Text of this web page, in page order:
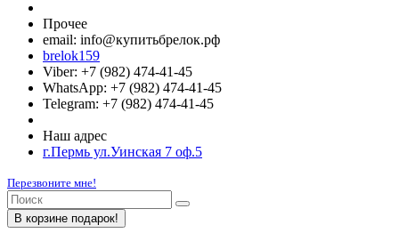
Прочее
email: info@купитьбрелок.рф
brelok159
Viber: +7 (982) 474-41-45
WhatsApp: +7 (982) 474-41-45
Telegram: +7 (982) 474-41-45
Наш адрес
г.Пермь ул.Уинская 7 оф.5
Перезвоните мне!
В корзине подарок!